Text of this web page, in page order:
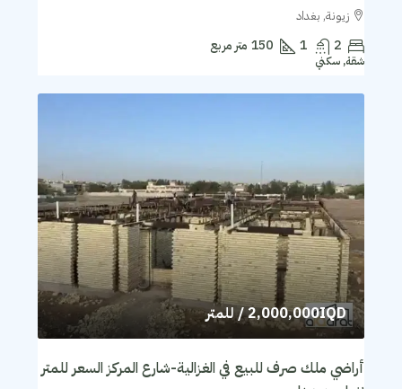
زيونة, بغداد
2
1
150 متر مربع
شقة, سكني
2,000,000IQD/ للمتر
أراضي ملك صرف للبيع في الغزالية-شارع المركز السعر للمتر